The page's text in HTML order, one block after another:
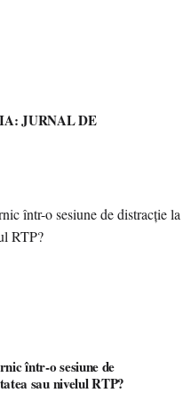
JURNAL DE
într-o sesiune de
sau nivelul RTP?